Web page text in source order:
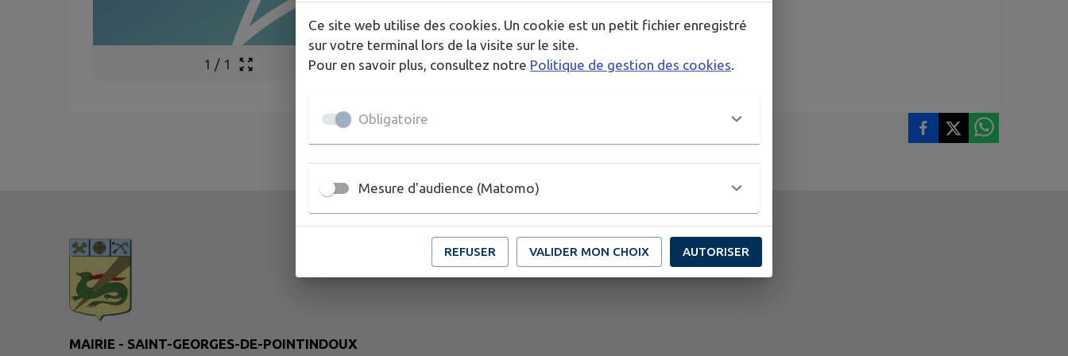
1 / 1
MAIRIE - SAINT-GEORGES-DE-POINTINDOUX
Ce site web utilise des cookies. Un cookie est un petit fichier enregistré
sur votre terminal lors de la visite sur le site.
Pour en savoir plus, consultez notre Politique de gestion des cookies
Obligatoire
Mesure d'audience (Matomo)
REFUSER VALIDER MON CHOIX AUTORISER